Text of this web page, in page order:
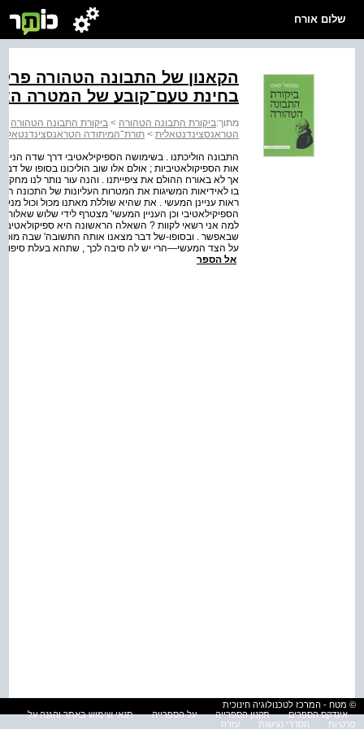
שלום אורח
הקאנון של התבונה הטהורה
בחינת טעם־קובע של המטרה
מתוך:ביקורת התבונה הטהורה > ביקורת התבונה הטהורה
הטראנסצינדנטאלית > תורת־המיתודה
התבונה הוליכתנו . בשימושה הספיקילאטיבי דרך שדה
אות הספיקולאטיביות ; אולם אלו שוב הוליכונו בסופו של
אך לא באורח ההולם את ציפייתנו . והנה עור נותר לנו
בו לאידיאות המשיגות את המטרות העליונות של התכונה
ראות עניינן המעשי . את שהיא שוללת מאתנו מכול וכול
למה אני רשאי לקוות ? השאלה הראשונה היא
שבאפשר . ובסופו-של דבר מצאנו אותה התשובה' שבה
על הצד המעשי—הרי יש לה סיבה לכך , שתהא בעלת סיפוק
אל הספר
© מטח - המרכז לטכנולוגיה חינוכית
אינדקס הספרים
תקנון הספרייה על הספרייה
תנאי שימוש באתר והגנה על
פרטיות
הסדרי נגישות עזרה